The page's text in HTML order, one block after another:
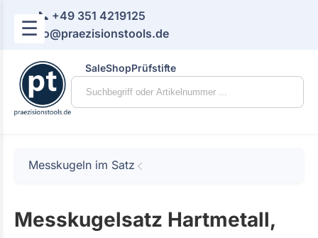
☰
📞 +49 351 4219125
📧 info@praezisionstools.de
SaleShopPrüfstifte
Messkugeln im Satz
Messkugelsatz Hartmetall,